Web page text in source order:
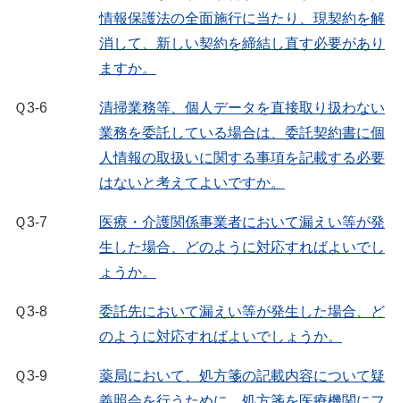
情報保護法の全面施行に当たり、現契約を解
消して、新しい契約を締結し直す必要があり
ますか。
Ｑ3-6
清掃業務等、個人データを直接取り扱わない
業務を委託している場合は、委託契約書に個
人情報の取扱いに関する事項を記載する必要
はないと考えてよいですか。
Ｑ3-7
医療・介護関係事業者において漏えい等が発
生した場合、どのように対応すればよいでし
ょうか。
Ｑ3-8
委託先において漏えい等が発生した場合、ど
のように対応すればよいでしょうか。
Ｑ3-9
薬局において、処方箋の記載内容について疑